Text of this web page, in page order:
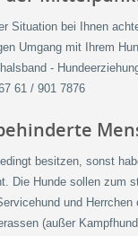
Situation bei Ihnen
Umgang mit Ihrem
-
61 / 901 7876
besitzen, sonst
Die Hunde sollen
und
(außer